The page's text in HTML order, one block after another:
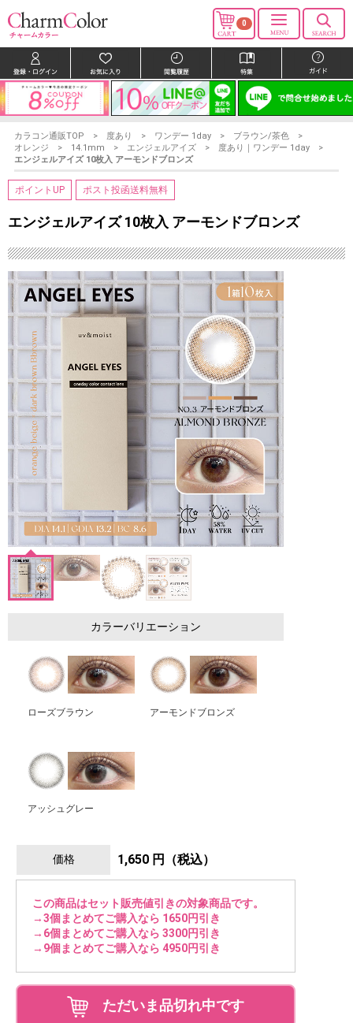
0
カラコン通販TOP 度あり ワンデー 1day
ブラウン/茶色
オレンジ
14.1mm エンジェルアイズ
度あり｜ワンデー 1day
エンジェルアイズ 10枚入 アーモンドブロンズ
ポイントUP ポスト投函送料無料
エンジェルアイズ 10枚入 アーモンドブロンズ
カラーバリエーション
ローズブラウン アーモンドブロンズ
アッシュグレー
価格 1,650 円（税込）
この商品はセット販売値引きの対象商品です。
→3個まとめてご購入なら 1650円引き
→6個まとめてご購入なら 3300円引き
→9個まとめてご購入なら 4950円引き
ただいま品切れ中です